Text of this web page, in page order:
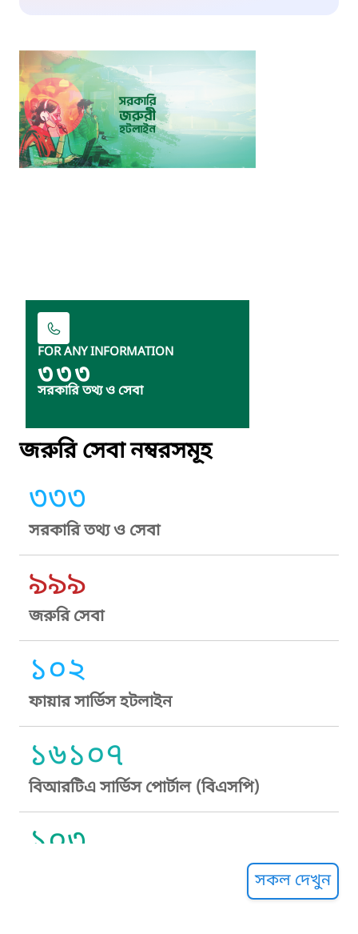
FOR ANY INFORMATION
৩৩৩
সরকারি তথ্য ও সেবা
জরুরি সেবা নম্বরসমূহ
৩৩৩
সরকারি তথ্য ও সেবা
৯৯৯
জরুরি সেবা
১০২
ফায়ার সার্ভিস হটলাইন
১৬১০৭
বিআরটিএ সার্ভিস পোর্টাল (বিএসপি)
১০৩
সকল দেখুন